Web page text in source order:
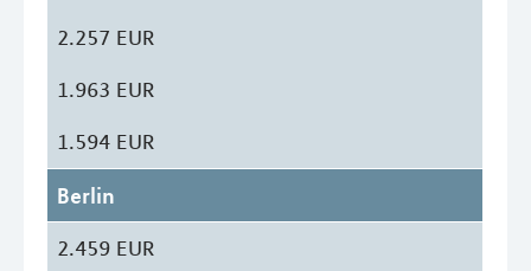
2.257 EUR
1.963 EUR
1.594 EUR
Berlin
2.459 EUR